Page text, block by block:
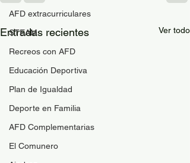
AFD extracurriculares
STEAM
Recreos con AFD
Educación Deportiva
Plan de Igualdad
Deporte en Familia
AFD Complementarias
El Comunero
Entradas recientes Ver todo